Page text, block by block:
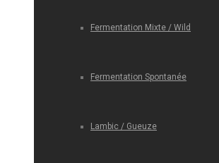
Fermentation Mixte / Wild
Fermentation Spontanée
Lambic / Gueuze